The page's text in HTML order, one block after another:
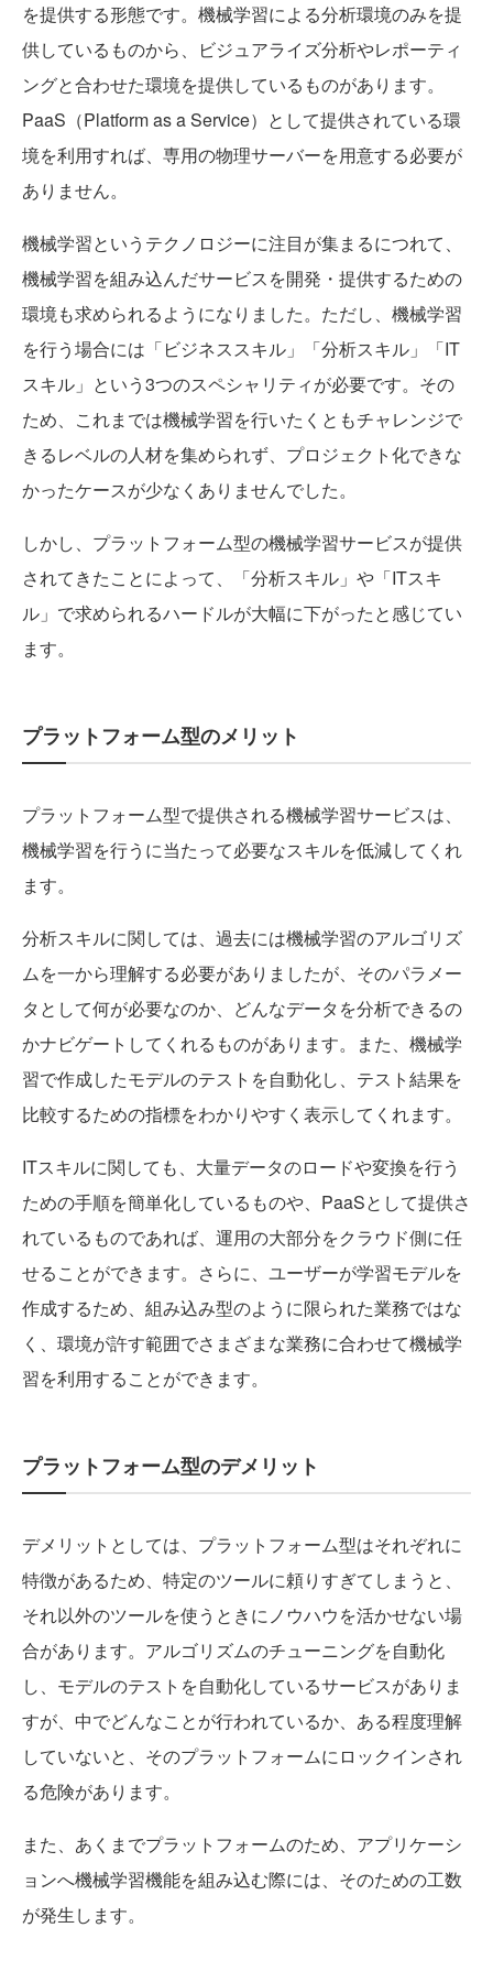
を提供する形態です。機械学習による分析環境のみを提
供しているものから、ビジュアライズ分析やレポーティ
ングと合わせた環境を提供しているものがあります。
PaaS（Platform as a Service）として提供されている環
境を利用すれば、専用の物理サーバーを用意する必要が
ありません。
機械学習というテクノロジーに注目が集まるにつれて、
機械学習を組み込んだサービスを開発・提供するための
環境も求められるようになりました。ただし、機械学習
を行う場合には「ビジネススキル」「分析スキル」「IT
スキル」という3つのスペシャリティが必要です。その
ため、これまでは機械学習を行いたくともチャレンジで
きるレベルの人材を集められず、プロジェクト化できな
かったケースが少なくありませんでした。
しかし、プラットフォーム型の機械学習サービスが提供
されてきたことによって、「分析スキル」や「ITスキ
ル」で求められるハードルが大幅に下がったと感じてい
ます。
プラットフォーム型のメリット
プラットフォーム型で提供される機械学習サービスは、
機械学習を行うに当たって必要なスキルを低減してくれ
ます。
分析スキルに関しては、過去には機械学習のアルゴリズ
ムを一から理解する必要がありましたが、そのパラメー
タとして何が必要なのか、どんなデータを分析できるの
かナビゲートしてくれるものがあります。また、機械学
習で作成したモデルのテストを自動化し、テスト結果を
比較するための指標をわかりやすく表示してくれます。
ITスキルに関しても、大量データのロードや変換を行う
ための手順を簡単化しているものや、PaaSとして提供さ
れているものであれば、運用の大部分をクラウド側に任
せることができます。さらに、ユーザーが学習モデルを
作成するため、組み込み型のように限られた業務ではな
く、環境が許す範囲でさまざまな業務に合わせて機械学
習を利用することができます。
プラットフォーム型のデメリット
デメリットとしては、プラットフォーム型はそれぞれに
特徴があるため、特定のツールに頼りすぎてしまうと、
それ以外のツールを使うときにノウハウを活かせない場
合があります。アルゴリズムのチューニングを自動化
し、モデルのテストを自動化しているサービスがありま
すが、中でどんなことが行われているか、ある程度理解
していないと、そのプラットフォームにロックインされ
る危険があります。
また、あくまでプラットフォームのため、アプリケーシ
ョンへ機械学習機能を組み込む際には、そのための工数
が発生します。